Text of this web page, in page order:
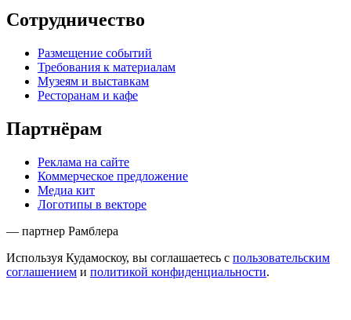
Сотрудничество
Размещение событий
Требования к материалам
Музеям и выставкам
Ресторанам и кафе
Партнёрам
Реклама на сайте
Коммерческое предложение
Медиа кит
Логотипы в векторе
— партнер Рамблера
Используя Кудамоскоу, вы соглашаетесь с пользовательским
соглашением и политикой конфиденциальности.